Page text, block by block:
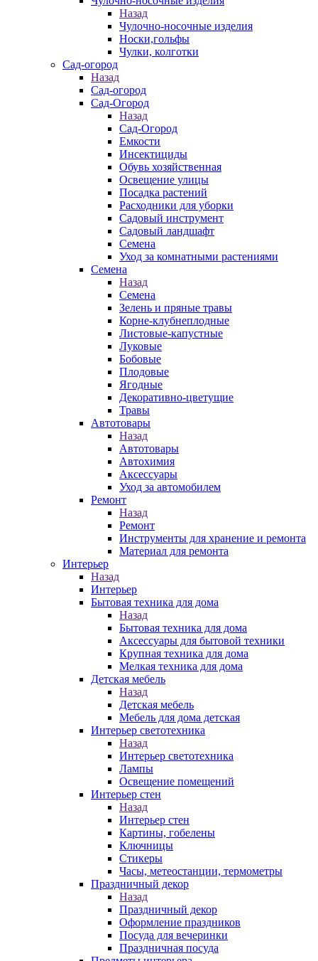
Назад
Чулочно-носочные изделия
Носки,гольфы
Чулки, колготки
Сад-огород
Назад
Сад-огород
Сад-Огород
Назад
Сад-Огород
Емкости
Инсектициды
Обувь хозяйственная
Освещение улицы
Посадка растений
Расходники для уборки
Садовый инструмент
Садовый ландшафт
Семена
Уход за комнатными растениями
Семена
Назад
Семена
Зелень и пряные травы
Корне-клубнеплодные
Листовые-капустные
Луковые
Бобовые
Плодовые
Ягодные
Декоративно-цветущие
Травы
Автотовары
Назад
Автотовары
Автохимия
Аксессуары
Уход за автомобилем
Ремонт
Назад
Ремонт
Инструменты для хранение и ремонта
Материал для ремонта
Интерьер
Назад
Интерьер
Бытовая техника для дома
Назад
Бытовая техника для дома
Аксессуары для бытовой техники
Крупная техника для дома
Мелкая техника для дома
Детская мебель
Назад
Детская мебель
Мебель для дома детская
Интерьер светотехника
Назад
Интерьер светотехника
Лампы
Освещение помещений
Интерьер стен
Назад
Интерьер стен
Картины, гобелены
Ключницы
Стикеры
Часы, метеостанции, термометры
Праздничный декор
Назад
Праздничный декор
Оформление праздников
Посуда для вечеринки
Праздничная посуда